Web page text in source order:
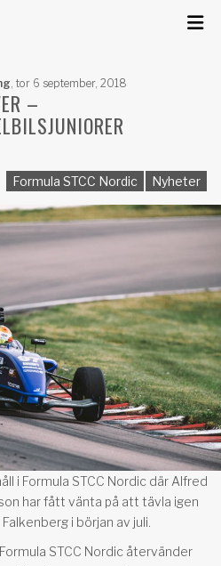
, tor 6 september, 2018
–
Formula STCC Nordic Nyheter
i Formula STCC Nordic där Alfred
har fått vänta på att tävla igen
i början av juli.
STCC Nordic återvänder